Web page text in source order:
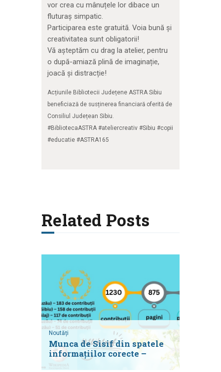
vor crea cu mânuțele lor dibace un
fluturaș simpatic.
Participarea este gratuită. Voia bună și
creativitatea sunt obligatorii!
Vă așteptăm cu drag la atelier, pentru
o după-amiază plină de imaginație,
joacă și distracție!
Acțiunile Bibliotecii Județene ASTRA Sibiu
beneficiază de susținerea financiară oferită de
Consiliul Județean Sibiu.
#BibliotecaASTRA #ateliercreativ #Sibiu #copii
#educatie #ASTRA165
Related Posts
Noutăți
Munca de Sisif din spatele
informațiilor corecte –